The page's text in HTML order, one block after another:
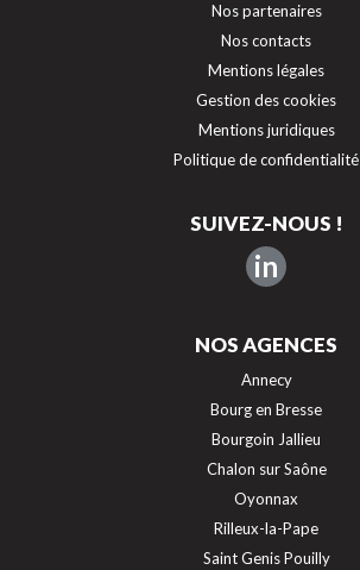
Nos partenaires
Nos contacts
Mentions légales
Gestion des cookies
Mentions juridiques
Politique de confidentialité
SUIVEZ-NOUS !
in
NOS AGENCES
Annecy
Bourg en Bresse
Bourgoin Jallieu
Chalon sur Saône
Oyonnax
Rilleux-la-Pape
Saint Genis Pouilly